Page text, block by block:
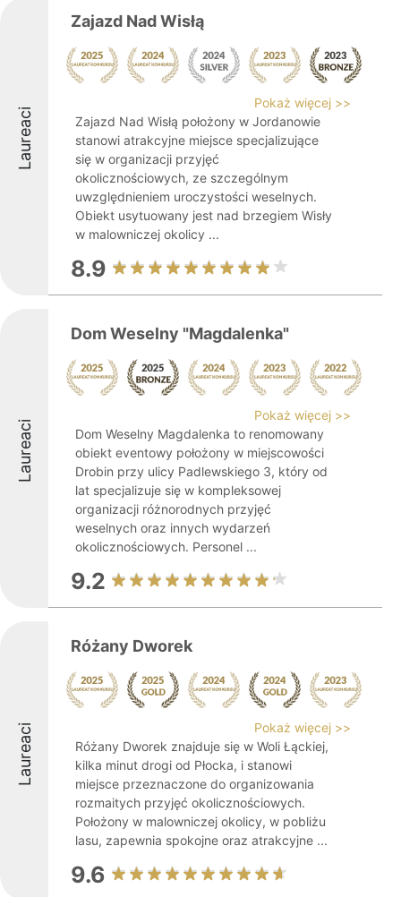
Laureaci
Zajazd Nad Wisłą
Pokaż więcej >>
Zajazd Nad Wisłą położony w Jordanowie
stanowi atrakcyjne miejsce specjalizujące
się w organizacji przyjęć
okolicznościowych, ze szczególnym
uwzględnieniem uroczystości weselnych.
Obiekt usytuowany jest nad brzegiem Wisły
w malowniczej okolicy ...
8.9
Laureaci
Dom Weselny "Magdalenka"
Pokaż więcej >>
Dom Weselny Magdalenka to renomowany
obiekt eventowy położony w miejscowości
Drobin przy ulicy Padlewskiego 3, który od
lat specjalizuje się w kompleksowej
organizacji różnorodnych przyjęć
weselnych oraz innych wydarzeń
okolicznościowych. Personel ...
9.2
Laureaci
Różany Dworek
Pokaż więcej >>
Różany Dworek znajduje się w Woli Łąckiej,
kilka minut drogi od Płocka, i stanowi
miejsce przeznaczone do organizowania
rozmaitych przyjęć okolicznościowych.
Położony w malowniczej okolicy, w pobliżu
lasu, zapewnia spokojne oraz atrakcyjne ...
9.6